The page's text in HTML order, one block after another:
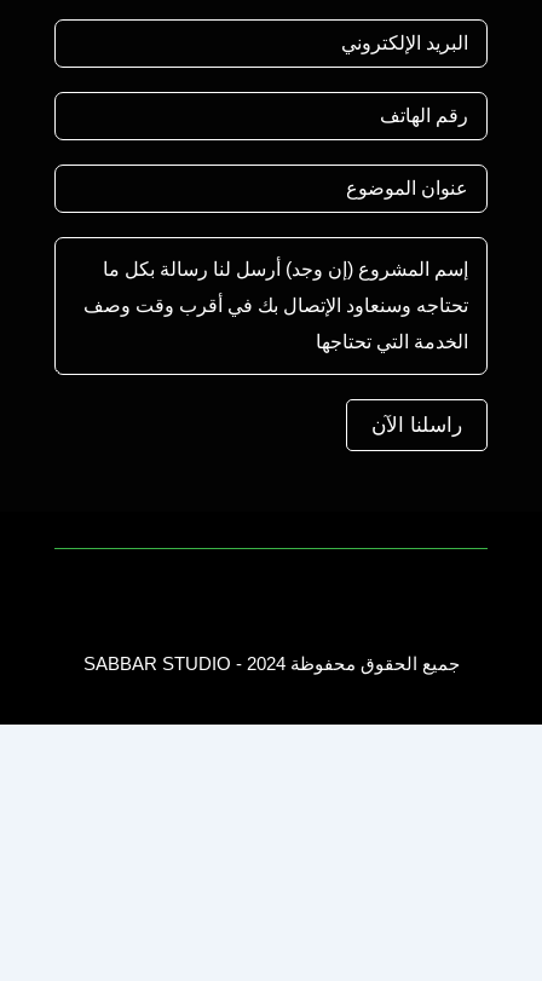
راسلنا الآن
جميع الحقوق محفوظة 2024 - SABBAR STUDIO